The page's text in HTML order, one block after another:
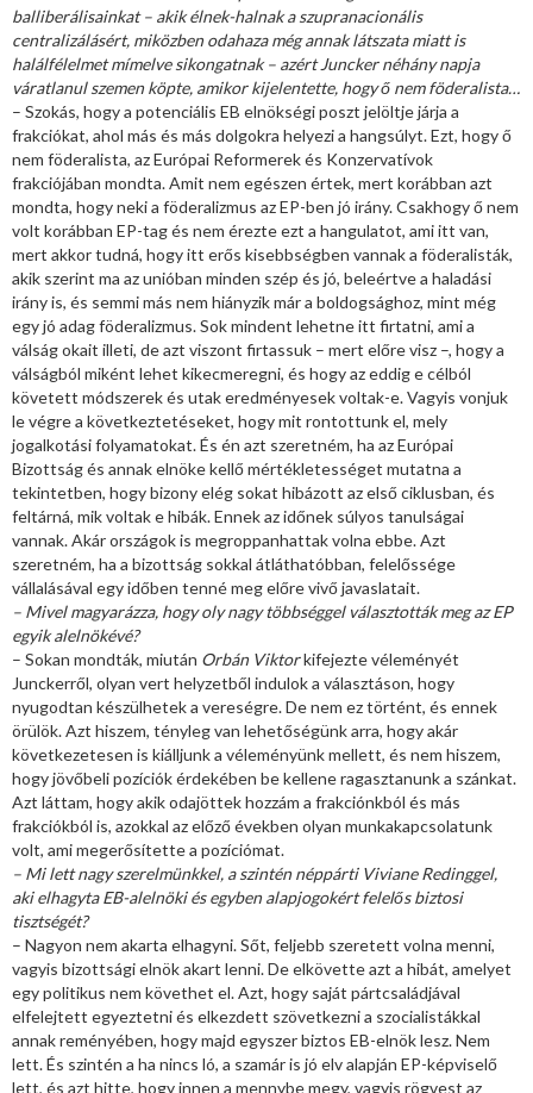
balliberálisainkat – akik élnek-halnak a szupranacionális
centralizálásért, miközben odahaza még annak látszata miatt is
halálfélelmet mímelve sikongatnak – azért Juncker néhány napja
váratlanul szemen köpte, amikor kijelentette, hogy ő nem föderalista…
– Szokás, hogy a potenciális EB elnökségi poszt jelöltje járja a
frakciókat, ahol más és más dolgokra helyezi a hangsúlyt. Ezt, hogy ő
nem föderalista, az Európai Reformerek és Konzervatívok
frakciójában mondta. Amit nem egészen értek, mert korábban azt
mondta, hogy neki a föderalizmus az EP-ben jó irány. Csakhogy ő nem
volt korábban EP-tag és nem érezte ezt a hangulatot, ami itt van,
mert akkor tudná, hogy itt erős kisebbségben vannak a föderalisták,
akik szerint ma az unióban minden szép és jó, beleértve a haladási
irány is, és semmi más nem hiányzik már a boldogsághoz, mint még
egy jó adag föderalizmus. Sok mindent lehetne itt firtatni, ami a
válság okait illeti, de azt viszont firtassuk – mert előre visz –, hogy a
válságból miként lehet kikecmeregni, és hogy az eddig e célból
követett módszerek és utak eredményesek voltak-e. Vagyis vonjuk
le végre a következtetéseket, hogy mit rontottunk el, mely
jogalkotási folyamatokat. És én azt szeretném, ha az Európai
Bizottság és annak elnöke kellő mértékletességet mutatna a
tekintetben, hogy bizony elég sokat hibázott az első ciklusban, és
feltárná, mik voltak e hibák. Ennek az időnek súlyos tanulságai
vannak. Akár országok is megroppanhattak volna ebbe. Azt
szeretném, ha a bizottság sokkal átláthatóbban, felelőssége
vállalásával egy időben tenné meg előre vivő javaslatait.
– Mivel magyarázza, hogy oly nagy többséggel választották meg az EP
egyik alelnökévé?
– Sokan mondták, miután Orbán Viktorkifejezte véleményét
Junckerről, olyan vert helyzetből indulok a választáson, hogy
nyugodtan készülhetek a vereségre. De nem ez történt, és ennek
örülök. Azt hiszem, tényleg van lehetőségünk arra, hogy akár
következetesen is kiálljunk a véleményünk mellett, és nem hiszem,
hogy jövőbeli pozíciók érdekében be kellene ragasztanunk a szánkat.
Azt láttam, hogy akik odajöttek hozzám a frakciónkból és más
frakciókból is, azokkal az előző években olyan munkakapcsolatunk
volt, ami megerősítette a pozíciómat.
– Mi lett nagy szerelmünkkel, a szintén néppárti Viviane Redinggel,
aki elhagyta EB-alelnöki és egyben alapjogokért felelős biztosi
tisztségét?
– Nagyon nem akarta elhagyni. Sőt, feljebb szeretett volna menni,
vagyis bizottsági elnök akart lenni. De elkövette azt a hibát, amelyet
egy politikus nem követhet el. Azt, hogy saját pártcsaládjával
elfelejtett egyeztetni és elkezdett szövetkezni a szocialistákkal
annak reményében, hogy majd egyszer biztos EB-elnök lesz. Nem
lett. És szintén a ha nincs ló, a szamár is jó elv alapján EP-képviselő
lett, és azt hitte, hogy innen a mennybe megy, vagyis rögvest az